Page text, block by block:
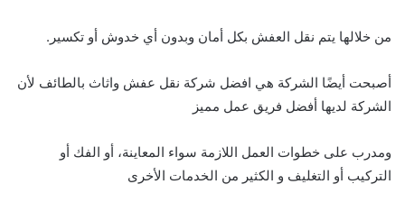
من خلالها يتم نقل العفش بكل أمان وبدون أي خدوش أو تكسير.
أصبحت أيضًا الشركة هي افضل شركة نقل عفش واثاث بالطائف لأن
الشركة لديها أفضل فريق عمل مميز
ومدرب على خطوات العمل اللازمة سواء المعاينة، أو الفك أو
التركيب أو التغليف و الكثير من الخدمات الأخرى